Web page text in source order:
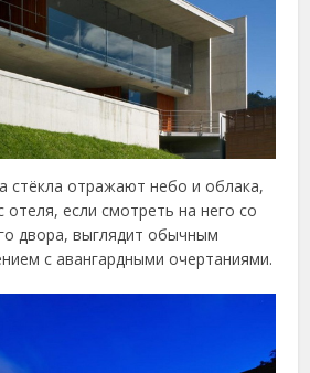
стёкла отражают небо и облака,
отеля, если смотреть на него со
двора, выглядит обычным
с авангардными очертаниями.